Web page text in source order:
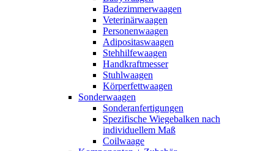
Badezimmerwaagen
Veterinärwaagen
Personenwaagen
Adipositaswaagen
Stehhilfewaagen
Handkraftmesser
Stuhlwaagen
Körperfettwaagen
Sonderwaagen
Sonderanfertigungen
Spezifische Wiegebalken nach
individuellem Maß
Coilwaage